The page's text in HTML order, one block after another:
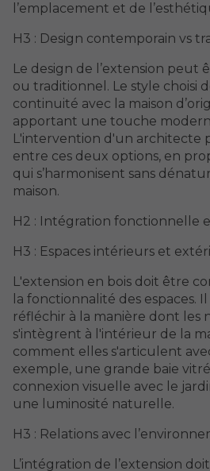
l’emplacement et de
H3 : Design contemporain vs
Le design de l’extension peut
ou traditionnel. Le style choisi
continuité avec la maison
apportant une touche
L'intervention d'un architecte
entre ces deux options, en
qui s’harmonisent sans
maison.
H2 : Intégration fonctionnelle
H3 : Espaces intérieurs et
L'extension en bois doit être
la fonctionnalité des espaces.
réfléchir à la manière dont les
s'intègrent à l'intérieur de la
comment elles s'articulent
exemple, une grande baie
connexion visuelle avec le
une luminosité naturelle.
H3 : Relations avec
L’intégration de l’extension